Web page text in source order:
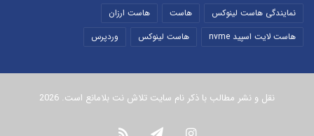
نمایندگی هاست لینوکس
هاست
هاست ارزان
هاست لایت اسپید nvme
هاست لینوکس وردپرس
نقل و نشر مطالب با ذکر نام سایت تلاش نت بلامانع است. 2026